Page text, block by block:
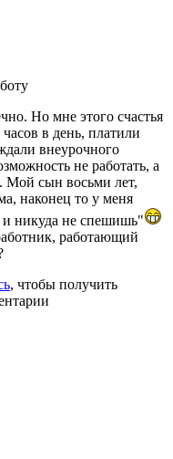
Но мне этого счастья
в день, платили
внеурочного
не работать, а
Мой сын восьми лет,
наконец то у меня
и никуда не спешишь"
работающий
, чтобы получить